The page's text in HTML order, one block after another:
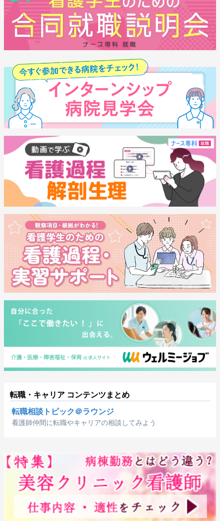
転職・キャリア コンテンツまとめ
転職相談トピック＠ラウンジ
看護師仲間に転職やキャリアの相談してみよう